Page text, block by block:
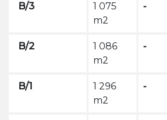
B/3
1 075
m2
-
B/2
1 086
m2
-
B/1
1 296
m2
-